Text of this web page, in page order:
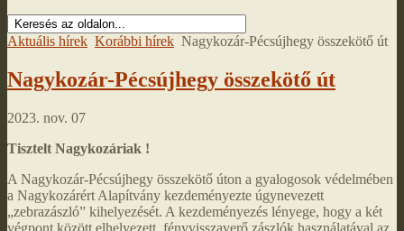
Aktuális hírek Korábbi hírek Nagykozár-Pécsújhegy összekötő út
Nagykozár-Pécsújhegy összekötő út
2023. nov. 07
Tisztelt Nagykozáriak !
A Nagykozár-Pécsújhegy összekötő úton a gyalogosok védelmében
a Nagykozárért Alapítvány kezdeményezte úgynevezett
„zebrazászló” kihelyezését. A kezdeményezés lényege, hogy a két
végpont között elhelyezett fényvisszaverő zászlók használatával az